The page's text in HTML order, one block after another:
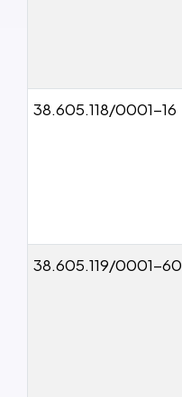
38.605.118/0001-16
38.605.119/0001-60